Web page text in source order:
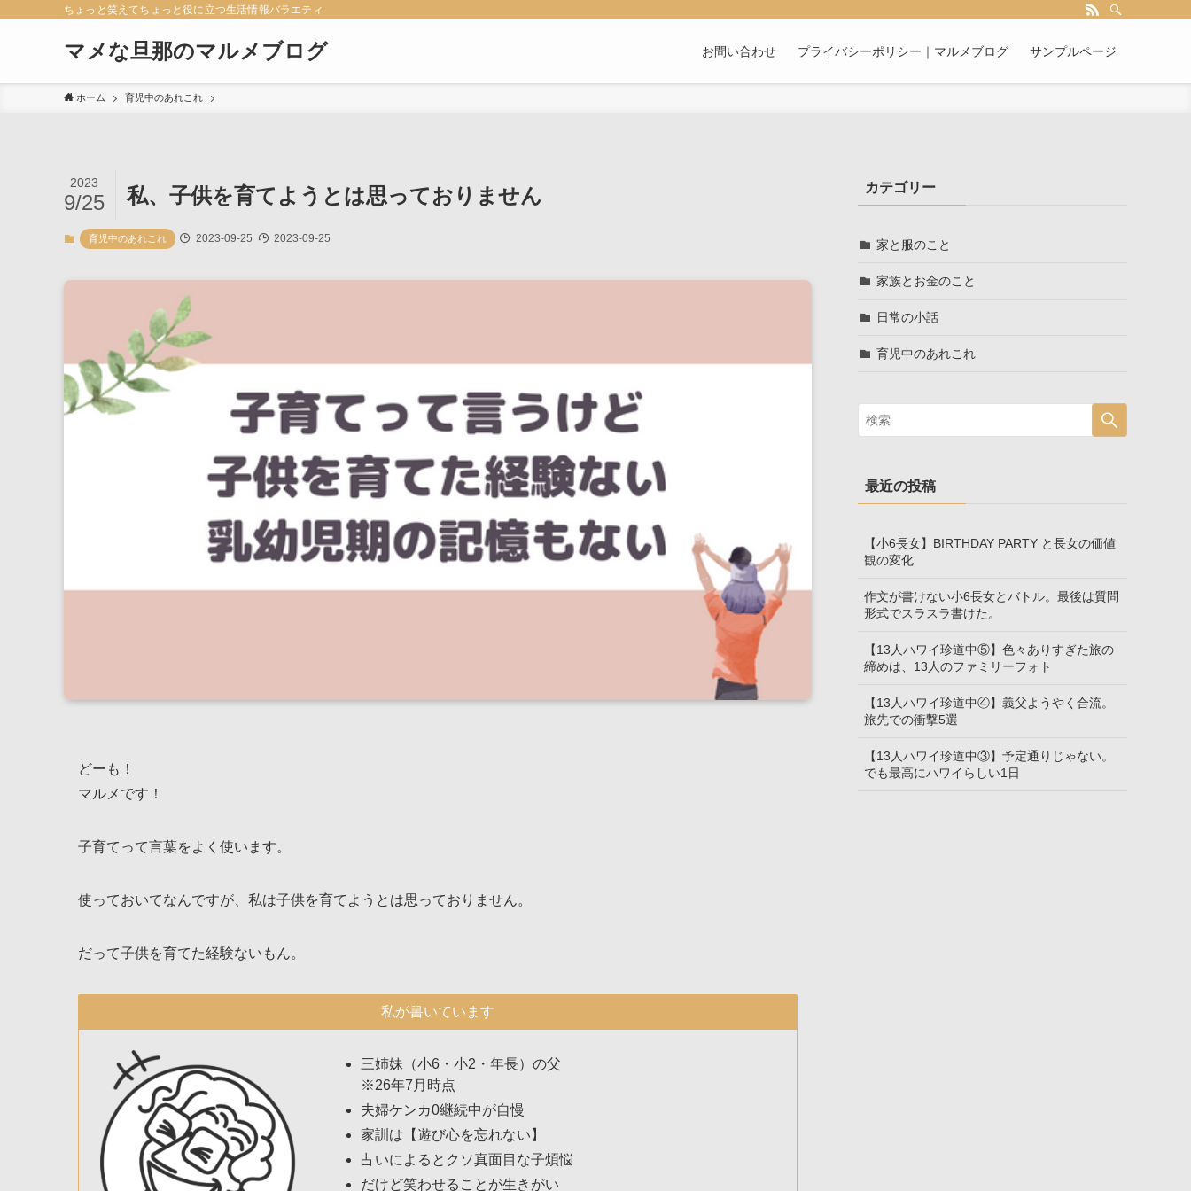
ちょっと笑えてちょっと役に立つ生活情報バラエティ
マメな旦那のマルメブログ お問い合わせ プライバシーポリシー｜マルメブログ サンプルページ
ホーム 育児中のあれこれ
私、子供を育てようとは思っておりません
2023
9/25
育児中のあれこれ 2023-09-25 2023-09-25
どーも！
マルメです！
子育てって言葉をよく使います。
使っておいてなんですが、私は子供を育てようとは思っておりません。
だって子供を育てた経験ないもん。
私が書いています
三姉妹（小6・小2・年長）の父
※26年7月時点
夫婦ケンカ0継続中が自慢
家訓は【遊び心を忘れない】
占いによるとクソ真面目な子煩悩
だけど笑わせることが生きがい
カテゴリー
家と服のこと
家族とお金のこと
日常の小話
育児中のあれこれ
最近の投稿
【小6長女】BIRTHDAY PARTY と長女の価値
観の変化
作文が書けない小6長女とバトル。最後は質問
形式でスラスラ書けた。
【13人ハワイ珍道中⑤】色々ありすぎた旅の
締めは、13人のファミリーフォト
【13人ハワイ珍道中④】義父ようやく合流。
旅先での衝撃5選
【13人ハワイ珍道中③】予定通りじゃない。
でも最高にハワイらしい1日